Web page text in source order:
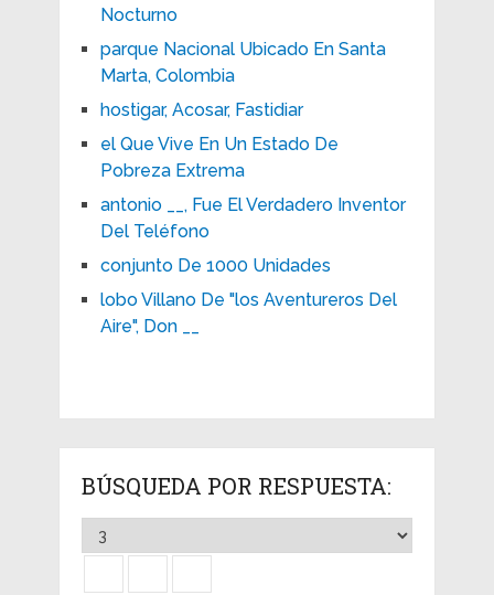
Nocturno
parque Nacional Ubicado En Santa
Marta, Colombia
hostigar, Acosar, Fastidiar
el Que Vive En Un Estado De
Pobreza Extrema
antonio __, Fue El Verdadero Inventor
Del Teléfono
conjunto De 1000 Unidades
lobo Villano De "los Aventureros Del
Aire", Don __
BÚSQUEDA POR RESPUESTA: